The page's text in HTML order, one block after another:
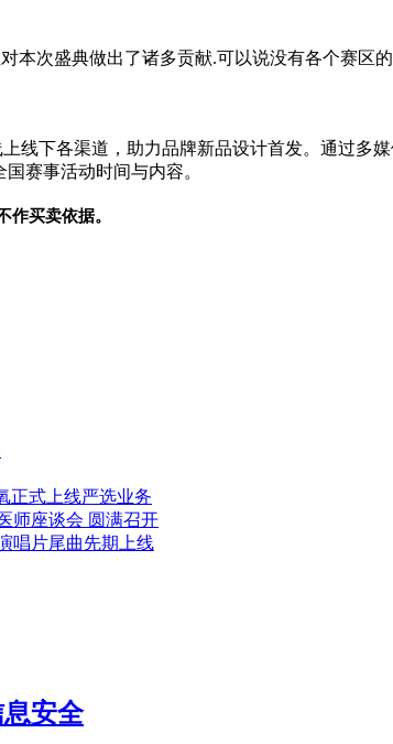
本次盛典做出了诸多贡献.可以说没有各个赛
线下各渠道，助力品牌新品设计首发。通过多
赛事活动时间与内容。
作买卖依据。
正式上线严选业务
师座谈会 圆满召开
唱片尾曲先期上线
安全